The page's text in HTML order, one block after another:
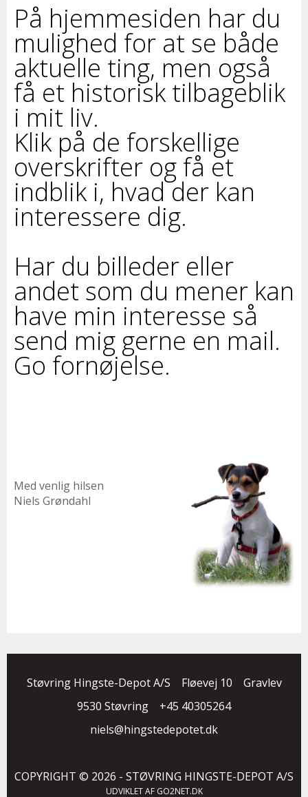
På hjemmesiden har du
mulighed for at se både
aktuelle ting, men også
få et historisk tilbageblik
i mit liv.
Klik på de forskellige
overskrifter og få et
indblik i, hvad der kan
interessere dig.
Har du billeder eller
andet som du mener kan
have min interesse så
send mig gerne en mail.
Go fornøjelse.
Med venlig hilsen
Niels Grøndahl
Støvring Hingste-Depot A/S Fløevej 10
Gravlev
9530 Støvring
+45 40305264
niels@hingstedepotet.dk
COPYRIGHT © 2026 - STØVRING HINGSTE-DEPOT A/S
UDVIKLET AF GO2NET.DK